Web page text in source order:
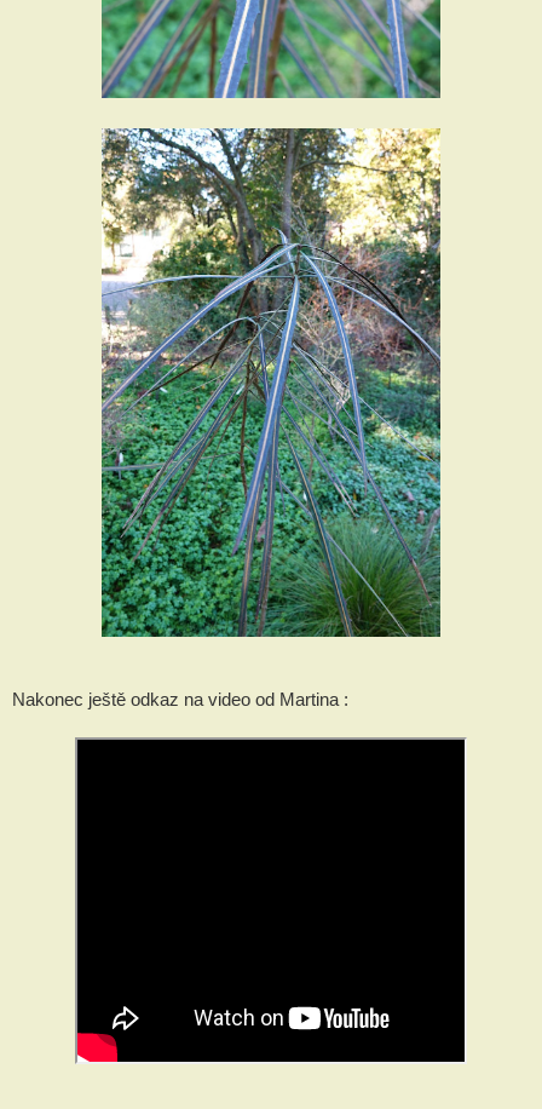
Nakonec ještě odkaz na video od Martina :